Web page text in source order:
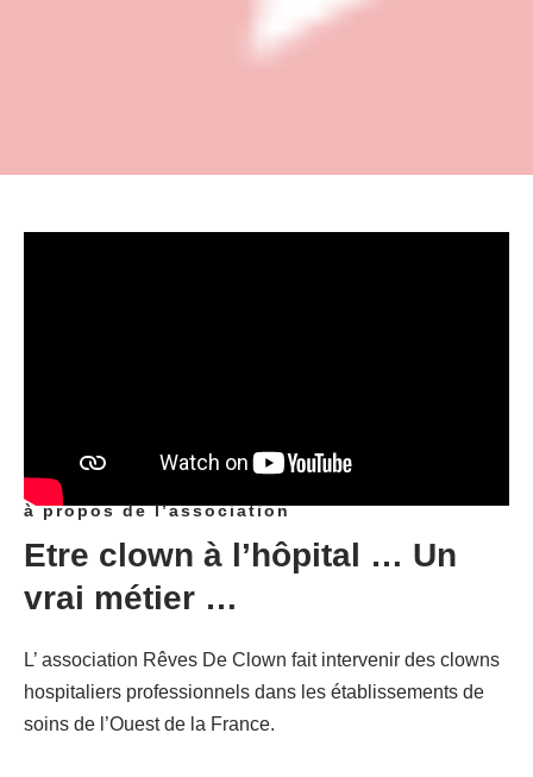
à propos de l’association
Etre clown à l’hôpital … Un
vrai métier …
L’ association Rêves De Clown fait intervenir des clowns
hospitaliers professionnels dans les établissements de
soins de l’Ouest de la France.